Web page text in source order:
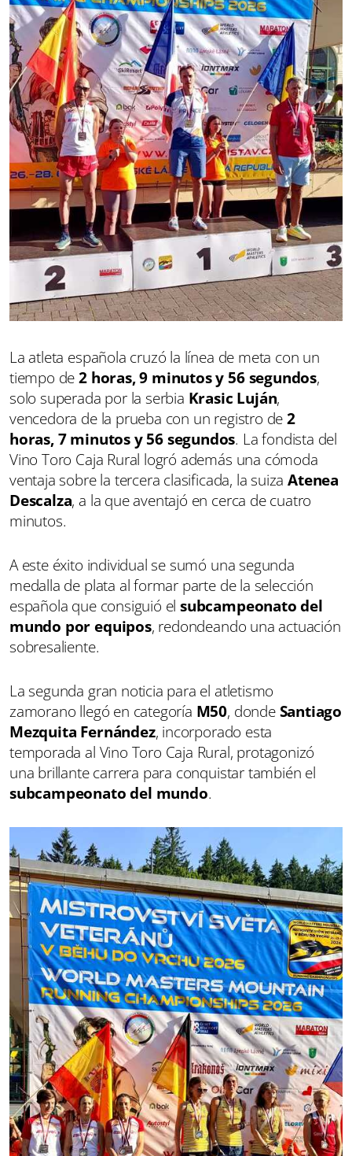
La atleta española cruzó la línea de meta con un
tiempo de2 horas, 9 minutos y 56 segundos,
solo superada por la serbia Krasic Luján,
vencedora de la prueba con un registro de2
horas, 7 minutos y 56 segundos. La fondista del
Vino Toro Caja Rural logró además una cómoda
ventaja sobre la tercera clasificada, la suizaAtenea
Descalza, a la que aventajó en cerca de cuatro
minutos.
A este éxito individual se sumó una segunda
medalla de plata al formar parte de la selección
española que consiguió elsubcampeonato del
mundo por equipos, redondeando una actuación
sobresaliente.
La segunda gran noticia para el atletismo
zamorano llegó en categoría M50, dondeSantiago
Mezquita Fernández, incorporado esta
temporada al Vino Toro Caja Rural, protagonizó
una brillante carrera para conquistar también el
subcampeonato del mundo.